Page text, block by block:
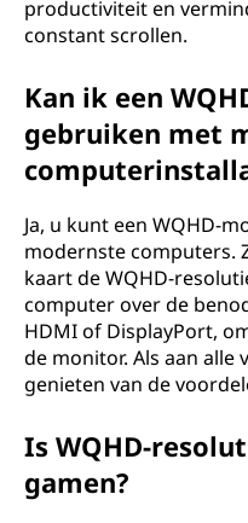
productiviteit en
constant scrollen.
Kan ik een
gebruiken met
Ja, u kunt een WQHD-
modernste computers.
kaart de WQHD-
computer over de
HDMI of DisplayPort,
de monitor. Als aan alle
genieten van de
Is WQHD-
gamen?